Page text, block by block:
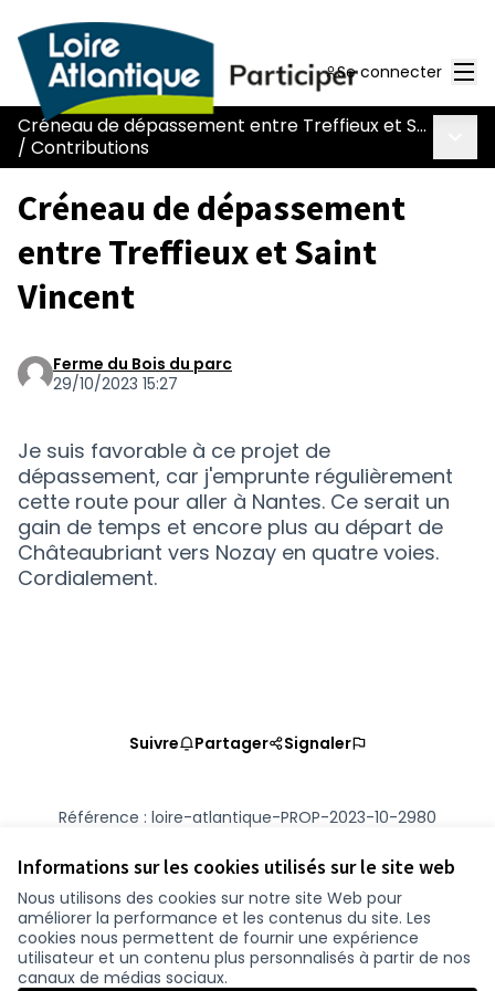
Informations sur les cookies utilisés sur le site web
Nous utilisons des cookies sur notre site Web pour
améliorer la performance et les contenus du site. Les
cookies nous permettent de fournir une expérience
utilisateur et un contenu plus personnalisés à partir de nos
canaux de médias sociaux.
Se connecter
Créneau de dépassement entre Treffieux et Saint-Vincent-des-Landes
/ Contributions
Créneau de dépassement
entre Treffieux et Saint
Vincent
Ferme du Bois du parc
29/10/2023 15:27
Je suis favorable à ce projet de
dépassement, car j'emprunte régulièrement
cette route pour aller à Nantes. Ce serait un
gain de temps et encore plus au départ de
Châteaubriant vers Nozay en quatre voies.
Cordialement.
Suivre Partager Signaler
Référence : loire-atlantique-PROP-2023-10-2980
Vérifiez l'empreinte numérique
Conditions d'utilisation
Paramètres des cookies
participer.loire-atlantique.fr sur Facebook
participer.loire-atlantique.fr sur Instagram
participer.loire-atlantique.fr sur YouTube